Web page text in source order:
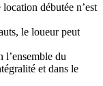
débutée n’est
le loueur peut
l’ensemble du
et dans le